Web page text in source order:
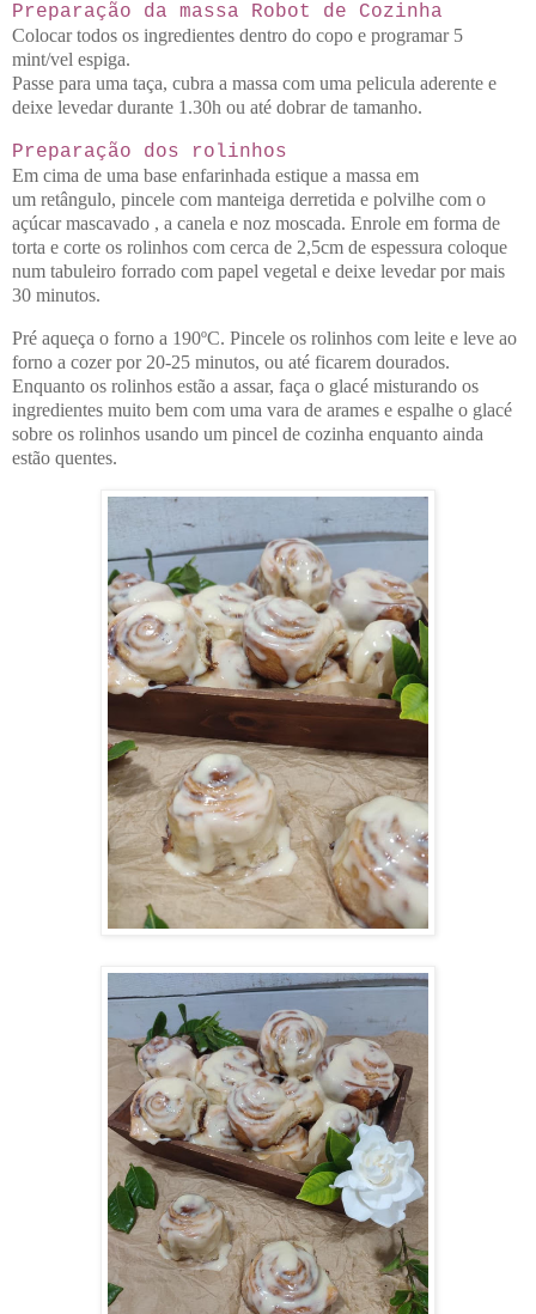
Preparação da massa Robot de Cozinha
Colocar todos os ingredientes dentro do copo e programar 5
mint/vel espiga.
Passe para uma taça, cubra a massa com uma pelicula aderente e
deixe levedar durante 1.30h ou até dobrar de tamanho.
Preparação dos rolinhos
Em cima de uma base enfarinhada estique a massa em
um retângulo, pincele com manteiga derretida e polvilhe com o
açúcar mascavado , a canela e noz moscada. Enrole em forma de
torta e corte os rolinhos com cerca de 2,5cm de espessura coloque
num tabuleiro forrado com papel vegetal e deixe levedar por mais
30 minutos.
Pré aqueça o forno a 190ºC. Pincele os rolinhos com leite e leve ao
forno a cozer por 20-25 minutos, ou até ficarem dourados.
Enquanto os rolinhos estão a assar, faça o glacé misturando os
ingredientes muito bem com uma vara de arames e espalhe o glacé
sobre os rolinhos usando um pincel de cozinha enquanto ainda
estão quentes.